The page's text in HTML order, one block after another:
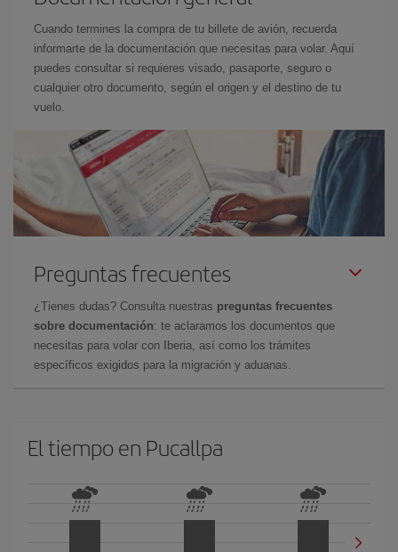
Cuando termines la compra de tu billete de avión, recuerda
informarte de la documentación que necesitas para volar. Aquí
puedes consultar si requieres visado, pasaporte, seguro o
cualquier otro documento, según el origen y el destino de tu
vuelo.
Preguntas frecuentes
¿Tienes dudas? Consulta nuestras preguntas frecuentes
sobre documentación: te aclaramos los documentos que
necesitas para volar con Iberia, así como los trámites
específicos exigidos para la migración y aduanas.
El tiempo en Pucallpa